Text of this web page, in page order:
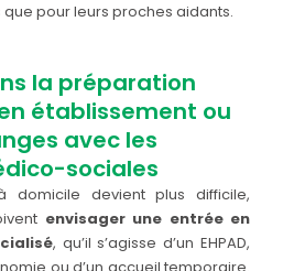
pour leurs proches aidants.
la préparation
établissement ou
avec les
sociales
domicile devient plus difficile,
envisager une entrée en
, qu’il s’agisse d’un EHPAD,